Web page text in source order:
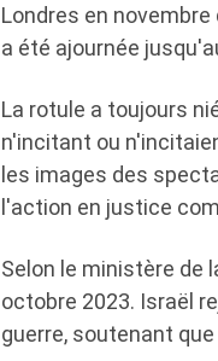
Londres en
a été ajournée
La rotule a toujours
n'incitant ou
les images des
l'action en justice
Selon le ministère de
octobre 2023. Israël
guerre, soutenant